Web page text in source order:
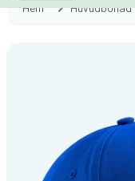
Hem Huvudbonad